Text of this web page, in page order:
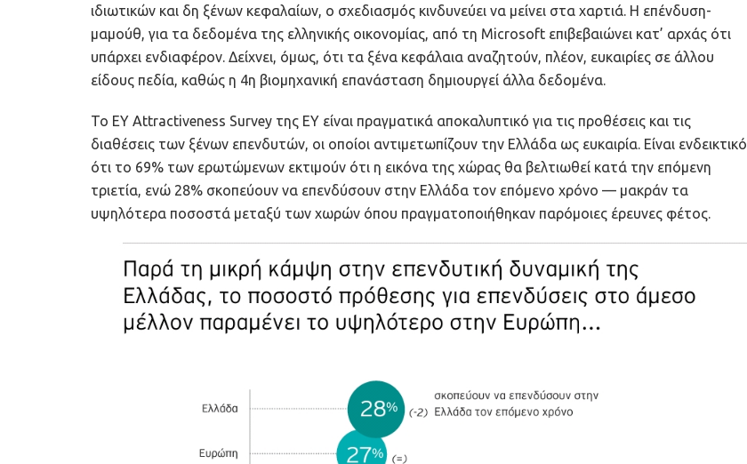
ιδιωτικών και δη ξένων κεφαλαίων, ο σχεδιασμός κινδυνεύει να μείνει στα χαρτιά. Η επένδυση-
μαμούθ, για τα δεδομένα της ελληνικής οικονομίας, από τη Microsoft επιβεβαιώνει κατ’ αρχάς ότι
υπάρχει ενδιαφέρον. Δείχνει, όμως, ότι τα ξένα κεφάλαια αναζητούν, πλέον, ευκαιρίες σε άλλου
είδους πεδία, καθώς η 4η βιομηχανική επανάσταση δημιουργεί άλλα δεδομένα.
Το ΕΥ Attractiveness Survey της ΕΥ είναι πραγματικά αποκαλυπτικό για τις προθέσεις και τις
διαθέσεις των ξένων επενδυτών, οι οποίοι αντιμετωπίζουν την Ελλάδα ως ευκαιρία. Είναι ενδεικτικό
ότι το 69% των ερωτώμενων εκτιμούν ότι η εικόνα της χώρας θα βελτιωθεί κατά την επόμενη
τριετία, ενώ 28% σκοπεύουν να επενδύσουν στην Ελλάδα τον επόμενο χρόνο — μακράν τα
υψηλότερα ποσοστά μεταξύ των χωρών όπου πραγματοποιήθηκαν παρόμοιες έρευνες φέτος.